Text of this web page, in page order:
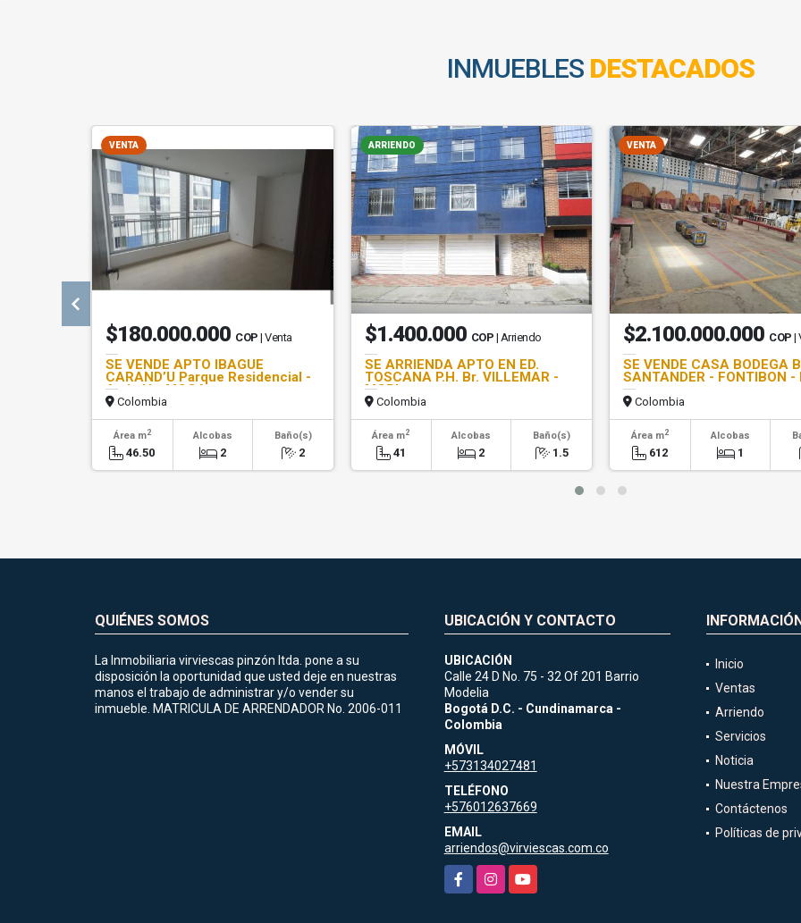
INMUEBLES DESTACADOS
VENTA
$180.000.000 COP | Venta
SE VENDE APTO IBAGUE
CARAND’U Parque Residencial -
Ambalá - MCCA
Colombia
Área m2
46.50
Alcobas
2
Baño(s)
2
ARRIENDO
$1.400.000 COP | Arriendo
SE ARRIENDA APTO EN ED.
TOSCANA P.H. Br. VILLEMAR -
MGRL
Colombia
Área m2
41
Alcobas
2
Baño(s)
1.5
VENTA
$2.100.000.000 COP |
SE VENDE CASA BODEGA
SANTANDER - FONTIBON -
Colombia
Área m2
612
Alcobas
1
QUIÉNES SOMOS
La Inmobiliaria virviescas pinzón ltda. pone a su
disposición la oportunidad que usted deje en nuestras
manos el trabajo de administrar y/o vender su
inmueble. MATRICULA DE ARRENDADOR No. 2006-011
UBICACIÓN Y CONTACTO
UBICACIÓN
Calle 24 D No. 75 - 32 Of 201 Barrio
Modelia
Bogotá D.C. - Cundinamarca -
Colombia
MÓVIL
+573134027481
TELÉFONO
+576012637669
EMAIL
arriendos@virviescas.com.co
FacebookInstagramYouTube
Inicio
Ventas
Arriendo
Servicios
Noticia
Nuestra
Contáctenos
Políticas de